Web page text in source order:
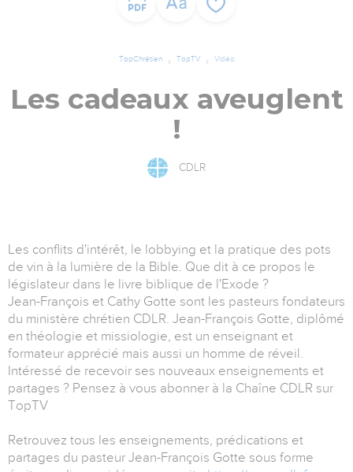
TopChrétien TopTV Vidéo
Les cadeaux aveuglent
!
CDLR
Les conflits d'intérêt, le lobbying et la pratique des pots
de vin à la lumière de la Bible. Que dit à ce propos le
législateur dans le livre biblique de l'Exode ?
Jean-François et Cathy Gotte sont les pasteurs fondateurs
du ministère chrétien CDLR. Jean-François Gotte, diplômé
en théologie et missiologie, est un enseignant et
formateur apprécié mais aussi un homme de réveil.
Intéressé de recevoir ses nouveaux enseignements et
partages ? Pensez à vous abonner à la Chaîne CDLR sur
TopTV
Retrouvez tous les enseignements, prédications et
partages du pasteur Jean-François Gotte sous forme